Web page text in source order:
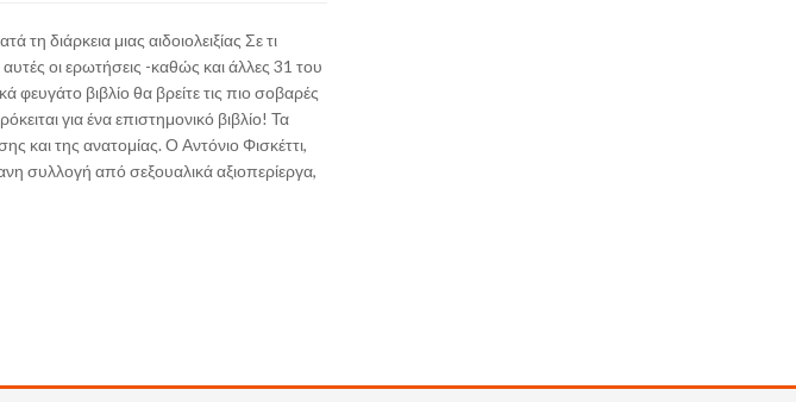
διάρκεια μιας αιδοιολειξίας Σε τι
οι ερωτήσεις -καθώς και άλλες 31 του
φευγάτο βιβλίο θα βρείτε τις πιο σοβαρές
για ένα επιστημονικό βιβλίο! Τα
και της ανατομίας. Ο Αντόνιο Φισκέττι,
συλλογή από σεξουαλικά αξιοπερίεργα,